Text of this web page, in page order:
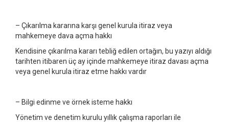
– Çıkarılma kararına karşı genel kurula itiraz veya
mahkemeye dava açma hakkı
Kendisine çıkarılma kararı tebliğ edilen ortağın, bu yazıyı aldığı
tarihten itibaren üç ay içinde mahkemeye itiraz davası açma
veya genel kurula itiraz etme hakkı vardır
– Bilgi edinme ve örnek isteme hakkı
Yönetim ve denetim kurulu yıllık çalışma raporları ile